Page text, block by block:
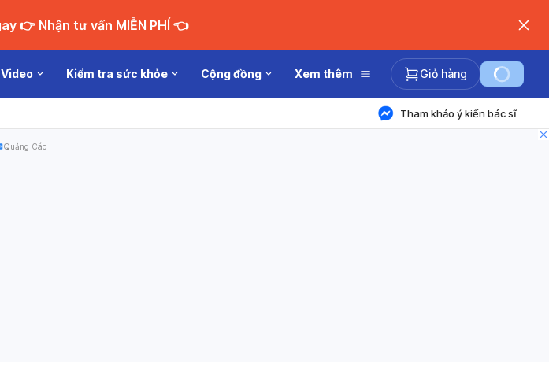
Chat với Bác sĩ ngay 👉 Nhận tư vấn MIỄN PHÍ 👈
Video Kiểm tra sức khỏe Cộng đồng Xem thêm Giỏ hàng
Tham khảo ý kiến bác sĩ
Quảng Cáo